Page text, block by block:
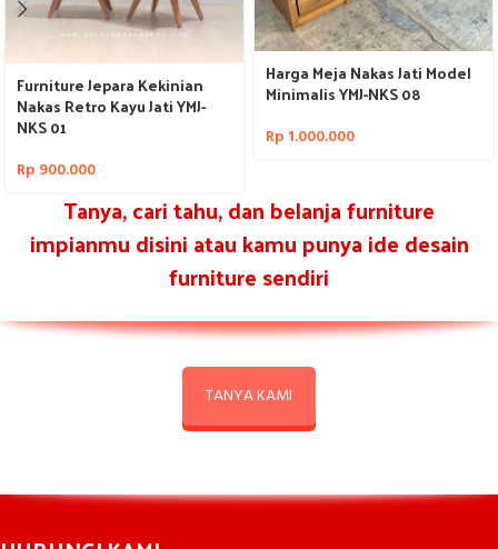
Furniture Jepara Kekinian
Nakas Retro Kayu Jati YMJ-
NKS 01
Rp 900.000
Harga Meja Nakas Jati Model
Minimalis YMJ-NKS 08
Rp 1.000.000
Tanya, cari tahu, dan belanja furniture
impianmu disini atau kamu punya ide desain
furniture sendiri
TANYA KAMI